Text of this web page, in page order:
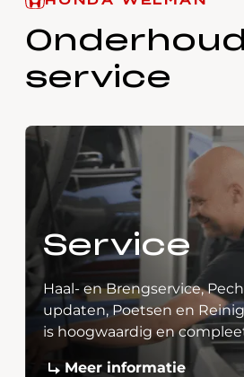
service
Service
Haal- en Brengservice,
updaten, Poetsen en
is hoogwaardig en
Meer informatie